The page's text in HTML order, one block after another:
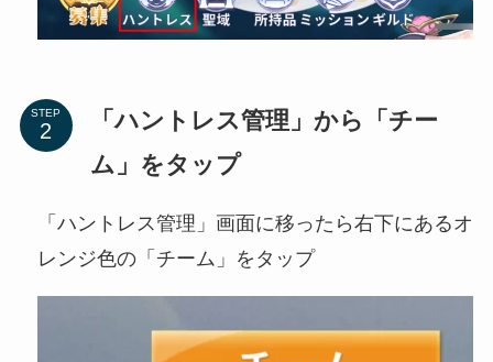
STEP
「ハントレス管理」から「チー
ム」をタップ
「ハントレス管理」画面に移ったら右下にあるオ
レンジ色の「チーム」をタップ